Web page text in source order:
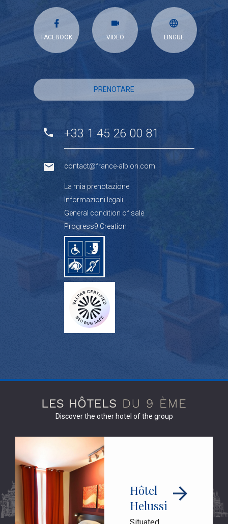
FACEBOOK VIDEO LINGUE
PRENOTARE
+33 1 45 26 00 81
contact@france-albion.com
La mia prenotazione
Informazioni legali
General condition of sale
Progress9 Creation
Discover the other hotel of the group
Hôtel
Helussi